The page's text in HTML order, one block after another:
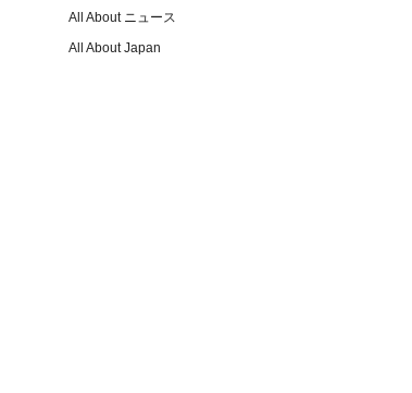
All About ニュース
All About Japan